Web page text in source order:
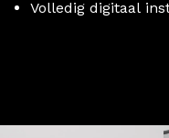
Volledig digitaal